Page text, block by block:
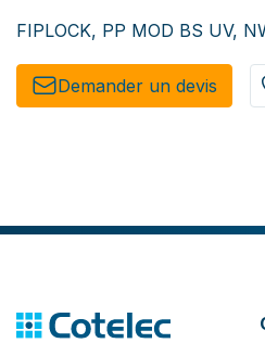
FIPLOCK, PP MOD BS UV,
Demander un de​​vis​​